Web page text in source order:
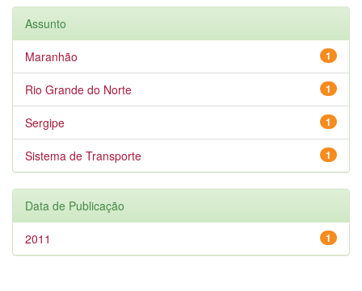
Assunto
1
Maranhão
1
Rio Grande do Norte
1
Sergipe
1
Sistema de Transporte
Data de Publicação
1
2011